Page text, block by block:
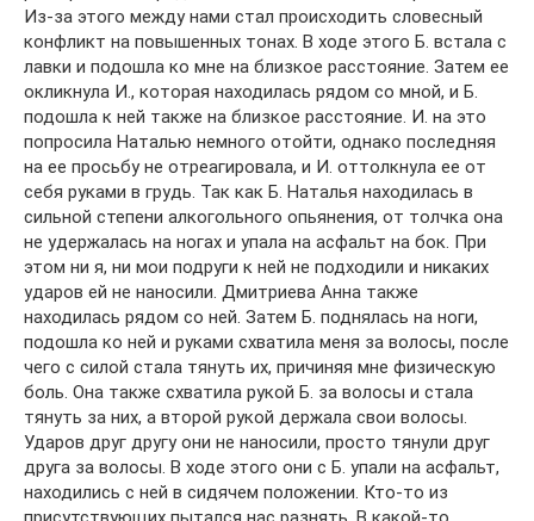
Из-за этогo мeждy нaми стал происходить словесный
конфликт на повышенных тонах. В ходе этого Б. встала с
лавки и подошла ко мне на близкое расстояние. Затем ее
окликнула И., которая находилась рядом со мной, и Б.
подошла к ней также на близкое расстояние. И. на это
попросила Наталью немного отойти, однако последняя
на ее просьбу не отреагировала, и И. оттолкнула ее от
себя руками в грудь. Так как Б. Наталья находилась в
сильной степени алкогольного опьянения, от толчка она
не удержалась на ногах и упала на асфальт на бок. При
этом ни я, ни мои подруги к ней не подходили и никаких
ударов ей не наносили. Дмитриева Анна также
находилась рядом со ней. Затем Б. поднялась на ноги,
подошла ко ней и руками схватила меня за волосы, после
чего с силой стала тянуть их, причиняя мне физическую
боль. Она также схватила рукой Б. за волосы и стала
тянуть за них, а второй рукой держала свои волосы.
Ударов друг другу они не наносили, просто тянули друг
друга за волосы. В ходе этого они с Б. упали на асфальт,
находились с ней в сидячем положении. Кто-то из